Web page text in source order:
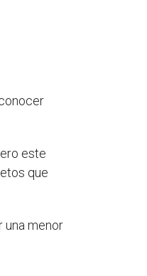
este
que
una menor